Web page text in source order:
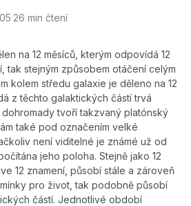
·26 min čtení
na 12 měsíců, kterým odpovídá 12
tak stejným způsobem otáčení celým
kolem středu galaxie je děleno na 12
z těchto galaktických částí trvá
tvoří takzvaný platónský
také pod označením velké
není viditelné je známé už od
jeho poloha. Stejně jako 12
12 znamení, působí stále a zároveň
pro život, tak podobně působí
částí. Jednotlivé období